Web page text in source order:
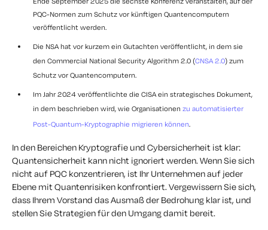
PQC-Normen zum Schutz vor künftigen Quantencomputern
veröffentlicht werden.
Die NSA hat vor kurzem ein Gutachten veröffentlicht, in dem sie
den Commercial National Security Algorithm 2.0 (CNSA 2.0) zum
Schutz vor Quantencomputern.
Im Jahr 2024 veröffentlichte die CISA ein strategisches Dokument,
in dem beschrieben wird, wie Organisationen zu automatisierter
Post-Quantum-Kryptographie migrieren können.
In den Bereichen Kryptografie und Cybersicherheit ist klar:
Quantensicherheit kann nicht ignoriert werden. Wenn Sie sich
nicht auf PQC konzentrieren, ist Ihr Unternehmen auf jeder
Ebene mit Quantenrisiken konfrontiert. Vergewissern Sie sich,
dass Ihrem Vorstand das Ausmaß der Bedrohung klar ist, und
stellen Sie Strategien für den Umgang damit bereit.